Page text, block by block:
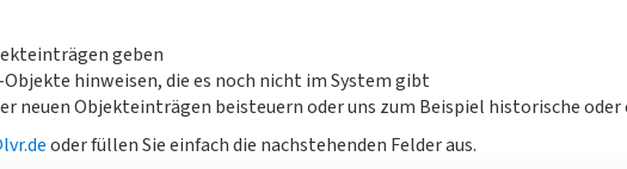
geben
hinweisen, die es noch nicht im System gibt
neuen Objekteinträgen beisteuern oder uns zum Beispiel historische oder
oder füllen Sie einfach die nachstehenden Felder aus.